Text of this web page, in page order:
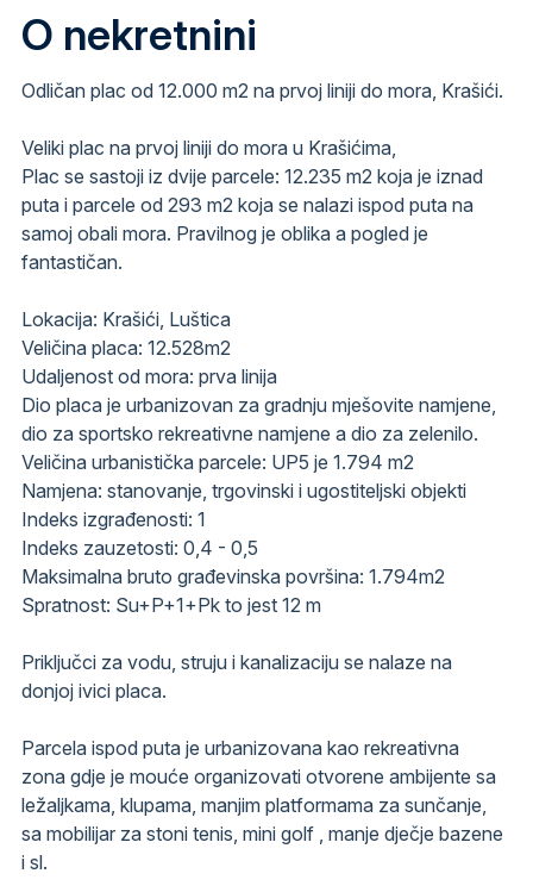
O nekretnini
Odličan plac od 12.000 m2 na prvoj liniji do mora, Krašići.
Veliki plac na prvoj liniji do mora u Krašićima,
Plac se sastoji iz dvije parcele: 12.235 m2 koja je iznad
puta i parcele od 293 m2 koja se nalazi ispod puta na
samoj obali mora. Pravilnog je oblika a pogled je
fantastičan.
Lokacija: Krašići, Luštica
Veličina placa: 12.528m2
Udaljenost od mora: prva linija
Dio placa je urbanizovan za gradnju mješovite namjene,
dio za sportsko rekreativne namjene a dio za zelenilo.
Veličina urbanistička parcele: UP5 je 1.794 m2
Namjena: stanovanje, trgovinski i ugostiteljski objekti
Indeks izgrađenosti: 1
Indeks zauzetosti: 0,4 - 0,5
Maksimalna bruto građevinska površina: 1.794m2
Spratnost: Su+P+1+Pk to jest 12 m
Priključci za vodu, struju i kanalizaciju se nalaze na
donjoj ivici placa.
Parcela ispod puta je urbanizovana kao rekreativna
zona gdje je mouće organizovati otvorene ambijente sa
ležaljkama, klupama, manjim platformama za sunčanje,
sa mobilijar za stoni tenis, mini golf , manje dječje bazene
i sl.